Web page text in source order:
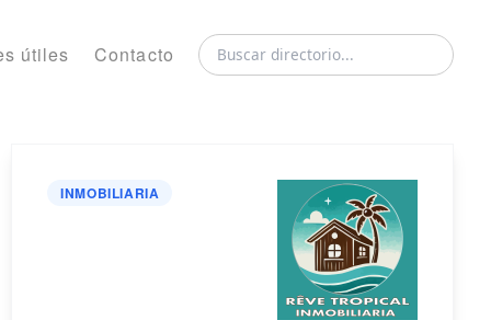
útiles Contacto
INMOBILIARIA